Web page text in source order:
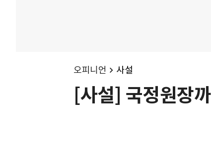
오피니언 사설
[사설] 국정원장